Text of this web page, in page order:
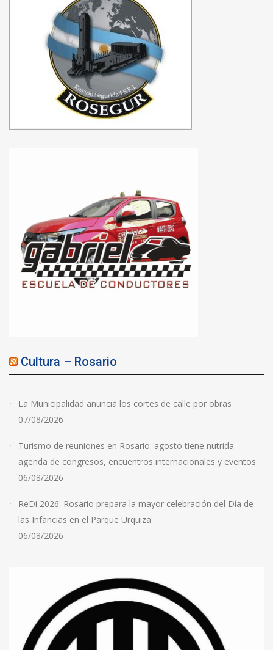
Cultura – Rosario
La Municipalidad anuncia los cortes de calle por obras
07/08/2026
Turismo de reuniones en Rosario: agosto tiene nutrida
agenda de congresos, encuentros internacionales y eventos
06/08/2026
ReDi 2026: Rosario prepara la mayor celebración del Día de
las Infancias en el Parque Urquiza
06/08/2026